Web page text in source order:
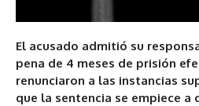
El acusado admitió su
pena de 4 meses de prisión
renunciaron a las instancias
que la sentencia se empiece a